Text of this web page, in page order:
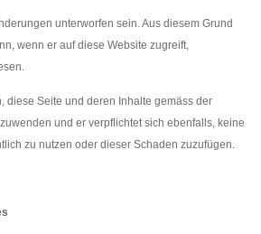
unterworfen sein. Aus diesem Grund
wenn er auf diese Website zugreift,
diese Seite und deren Inhalte gemäss der
und er verpflichtet sich ebenfalls, keine
zu nutzen oder dieser Schaden zuzufügen.